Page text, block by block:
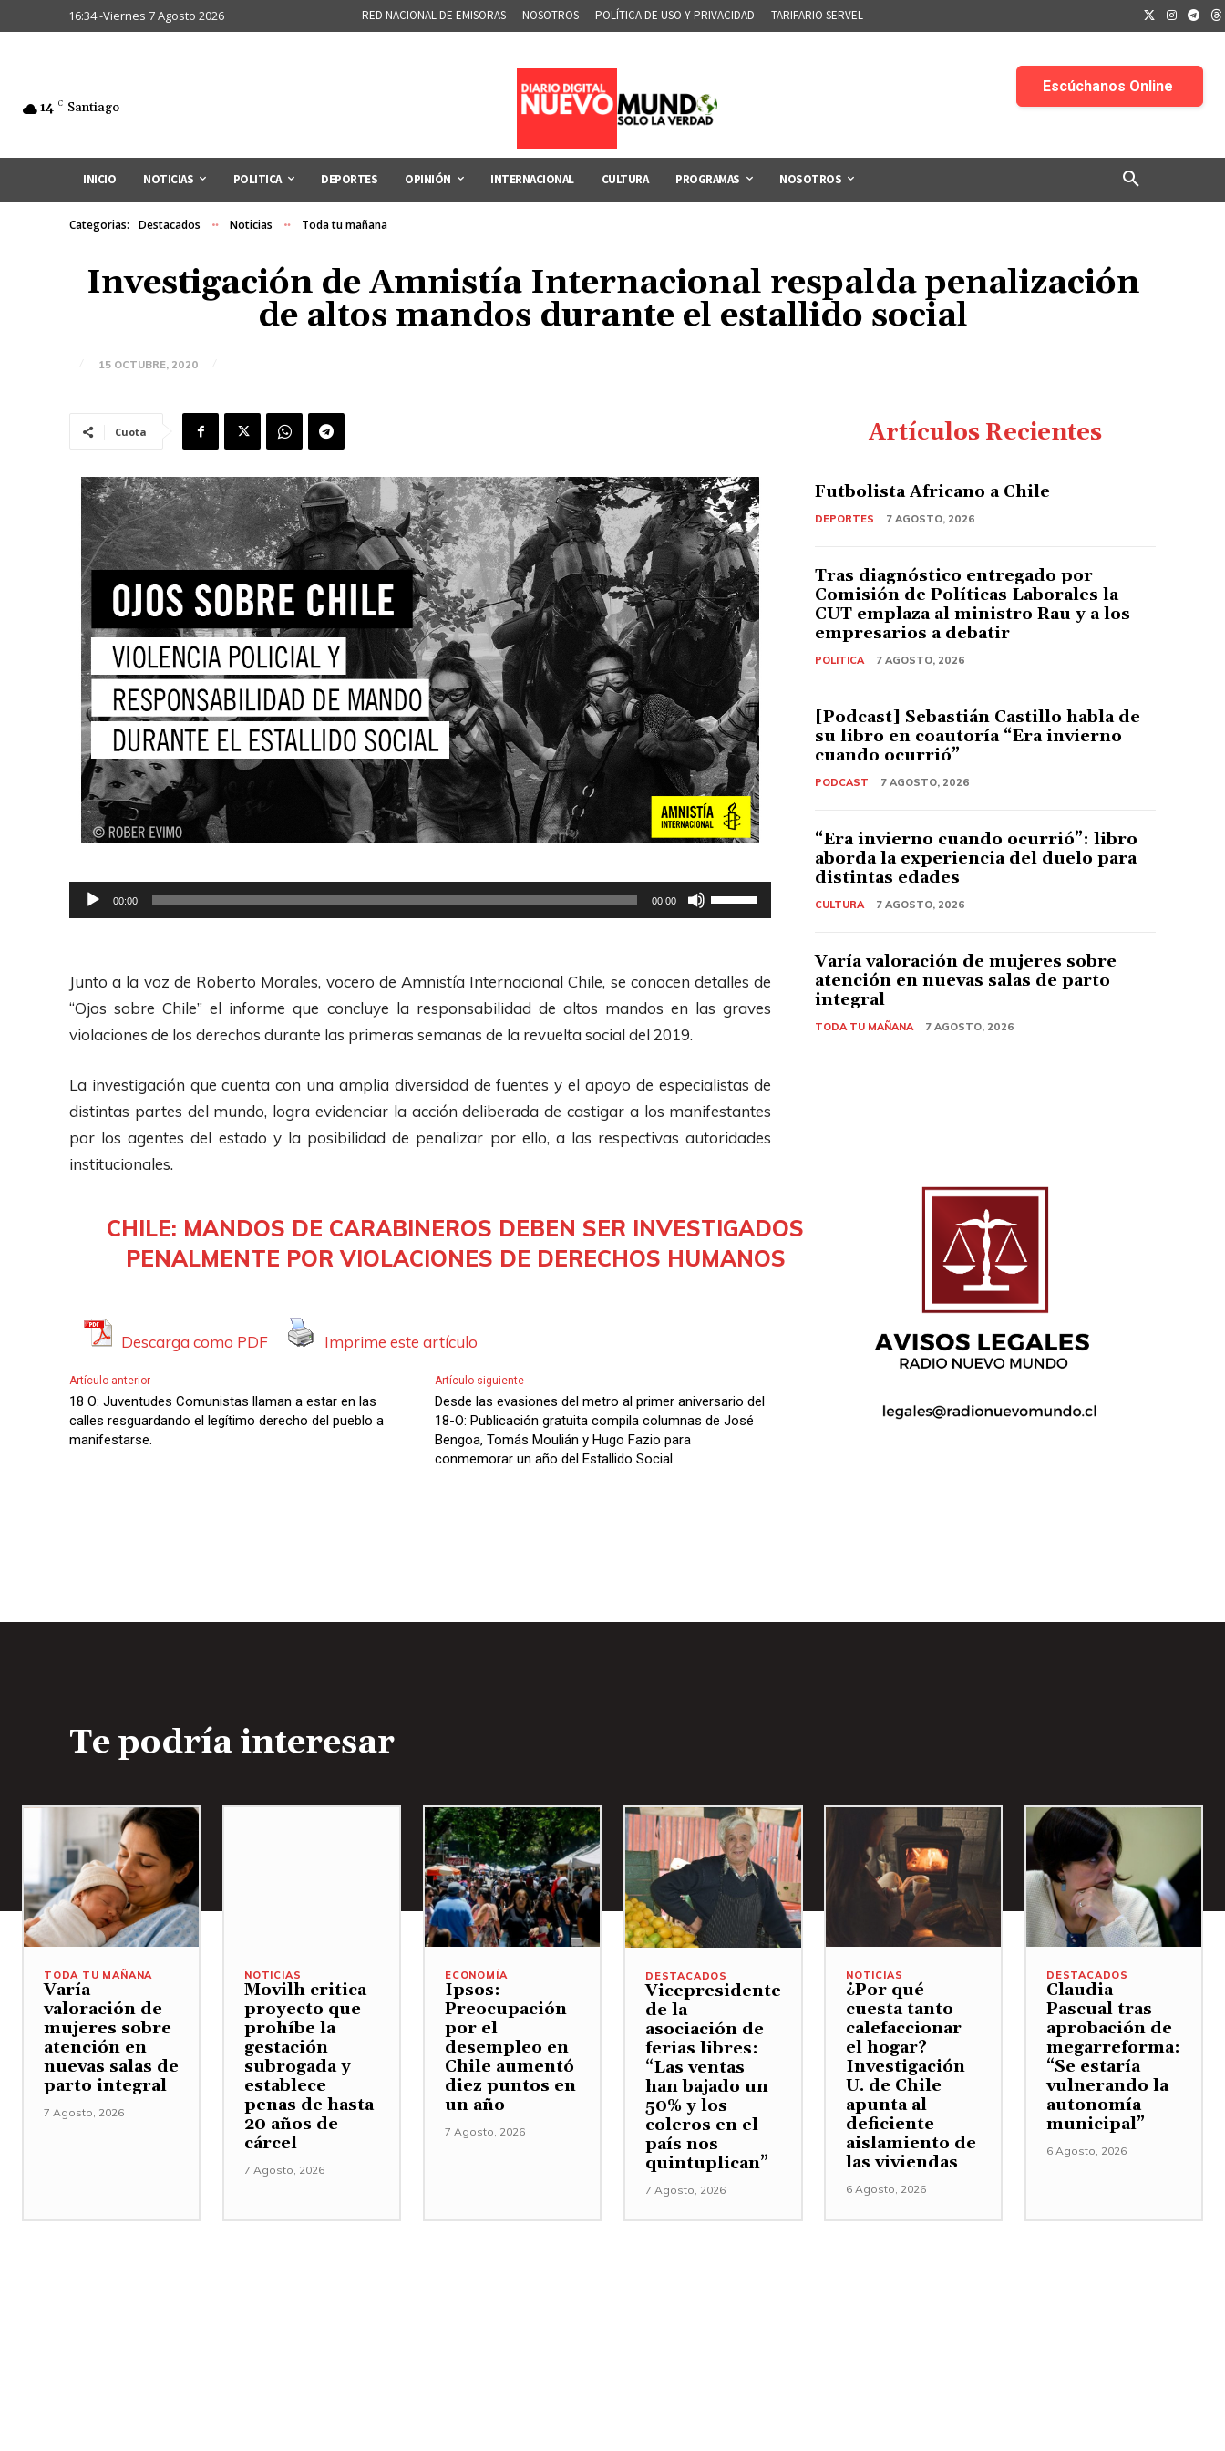
16:34 -Viernes 7 Agosto 2026 RED NACIONAL DE EMISORAS NOSOTROS POLÍTICA DE USO Y PRIVACIDAD TARIFARIO SERVEL
14 C Santiago
INICIO NOTICIAS POLITICA DEPORTES OPINIÓN INTERNACIONAL CULTURA PROGRAMAS NOSOTROS
Categorias: Destacados Noticias Toda tu mañana
Investigación de Amnistía Internacional respalda penalización
de altos mandos durante el estallido social
15 OCTUBRE, 2020
Cuota
e
r
o
c
t
o
r
00:00 00:00
U
t
l
l
a
s
a
l
e
j
o
r
a
a
m
e
n
t
r
o
Junto a la voz de Roberto Morales, vocero de Amnistía Internacional Chile, se conocen detalles de
“Ojos sobre Chile” el informe que concluye la responsabilidad de altos mandos en las graves
violaciones de los derechos durante las primeras semanas de la revuelta social del 2019.
La investigación que cuenta con una amplia diversidad de fuentes y el apoyo de especialistas de
distintas partes del mundo, logra evidenciar la acción deliberada de castigar a los manifestantes
por los agentes del estado y la posibilidad de penalizar por ello, a las respectivas autoridades
institucionales.
CHILE: MANDOS DE CARABINEROS DEBEN SER INVESTIGADOS
PENALMENTE POR VIOLACIONES DE DERECHOS HUMANOS
Descarga como PDF Imprime este artículo
Artículo anterior
18 O: Juventudes Comunistas llaman a estar en las
calles resguardando el legítimo derecho del pueblo a
manifestarse.
Artículo siguiente
Desde las evasiones del metro al primer aniversario del
18-O: Publicación gratuita compila columnas de José
Bengoa, Tomás Moulián y Hugo Fazio para
conmemorar un año del Estallido Social
Artículos Recientes
Futbolista Africano a Chile
DEPORTES 7 AGOSTO, 2026
Tras diagnóstico entregado por
Comisión de Políticas Laborales la
CUT emplaza al ministro Rau y a los
empresarios a debatir
POLITICA 7 AGOSTO, 2026
[Podcast] Sebastián Castillo habla de
su libro en coautoría “Era invierno
cuando ocurrió”
PODCAST 7 AGOSTO, 2026
“Era invierno cuando ocurrió”: libro
aborda la experiencia del duelo para
distintas edades
CULTURA 7 AGOSTO, 2026
Varía valoración de mujeres sobre
atención en nuevas salas de parto
integral
TODA TU MAÑANA 7 AGOSTO, 2026
Te podría interesar
TODA TU MAÑANA
Varía
valoración de
mujeres sobre
atención en
nuevas salas de
parto integral
7 Agosto, 2026
NOTICIAS
Movilh critica
proyecto que
prohíbe la
gestación
subrogada y
establece
penas de hasta
20 años de
cárcel
7 Agosto, 2026
ECONOMÍA
Ipsos:
Preocupación
por el
desempleo en
Chile aumentó
diez puntos en
un año
7 Agosto, 2026
DESTACADOS
Vicepresidente
de la
asociación de
ferias libres:
“Las ventas
han bajado un
50% y los
coleros en el
país nos
quintuplican”
7 Agosto, 2026
NOTICIAS
¿Por qué
cuesta tanto
calefaccionar
el hogar?
Investigación
U. de Chile
apunta al
deficiente
aislamiento de
las viviendas
6 Agosto, 2026
DESTACADOS
Claudia
Pascual tras
aprobación de
megarreforma:
“Se estaría
vulnerando la
autonomía
municipal”
6 Agosto, 2026